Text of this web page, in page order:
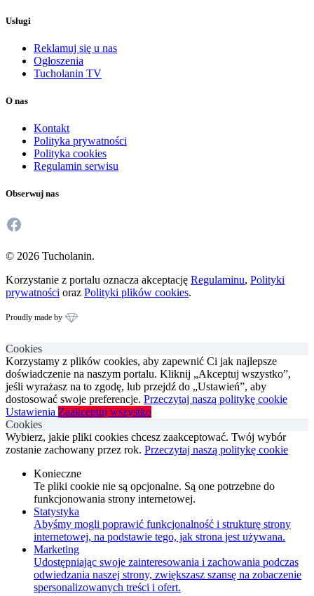
Usługi
Reklamuj się u nas
Ogłoszenia
Tucholanin TV
O nas
Kontakt
Polityka prywatności
Polityka cookies
Regulamin serwisu
Obserwuj nas
Facebook
© 2026 Tucholanin.
Korzystanie z portalu oznacza akceptację Regulaminu, Polityki
prywatności oraz Polityki plików cookies.
Proudly made by
Cookies
Korzystamy z plików cookies, aby zapewnić Ci jak najlepsze
doświadczenie na naszym portalu. Kliknij „Akceptuj wszystko”,
jeśli wyrażasz na to zgodę, lub przejdź do „Ustawień”, aby
dostosować swoje preferencje. Przeczytaj naszą politykę cookie
Ustawienia Zaakceptuj wszystko
Cookies
Wybierz, jakie pliki cookies chcesz zaakceptować. Twój wybór
zostanie zachowany przez rok. Przeczytaj naszą politykę cookie
Konieczne
Te pliki cookie nie są opcjonalne. Są one potrzebne do
funkcjonowania strony internetowej.
Statystyka
Abyśmy mogli poprawić funkcjonalność i strukturę strony
internetowej, na podstawie tego, jak strona jest używana.
Marketing
Udostępniając swoje zainteresowania i zachowania podczas
odwiedzania naszej strony, zwiększasz szansę na zobaczenie
spersonalizowanych treści i ofert.